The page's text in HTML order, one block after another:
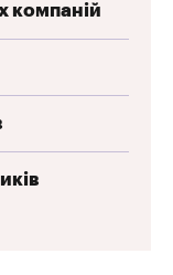
компаній